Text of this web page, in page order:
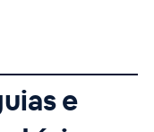
e